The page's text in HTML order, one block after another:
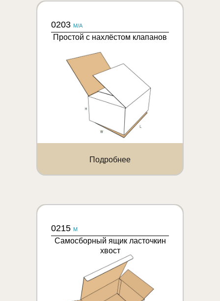
0203 M/A
Простой с нахлёстом клапанов
Подробнее
0215 M
Самосборный ящик ласточкин
хвост